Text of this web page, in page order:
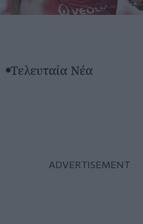
Τελευταία Νέα